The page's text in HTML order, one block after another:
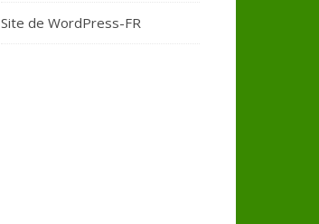
Site de WordPress-FR